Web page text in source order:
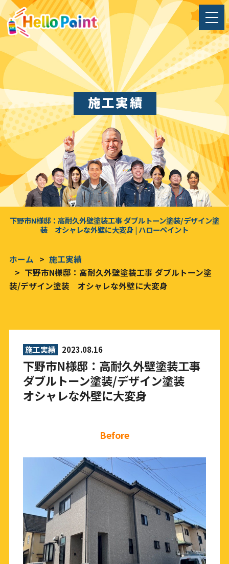
施工実績
下野市N様邸：高耐久外壁塗装工事 ダブルトーン塗装/デザイン塗
装 オシャレな外壁に大変身 | ハローペイント
ホーム
施工実績
下野市N様邸：高耐久外壁塗装工事 ダブルトーン塗
装/デザイン塗装 オシャレな外壁に大変身
施工実績 2023.08.16
下野市N様邸：高耐久外壁塗装工事
ダブルトーン塗装/デザイン塗装
オシャレな外壁に大変身
Before